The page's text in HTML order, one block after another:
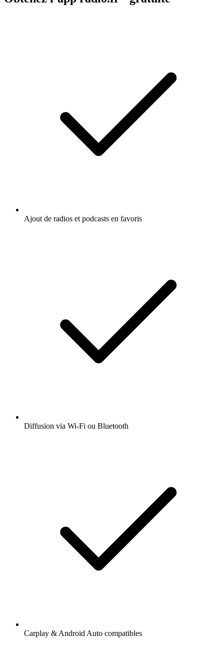
Ajout de radios et podcasts en favoris
Diffusion via Wi-Fi ou Bluetooth
Carplay & Android Auto compatibles